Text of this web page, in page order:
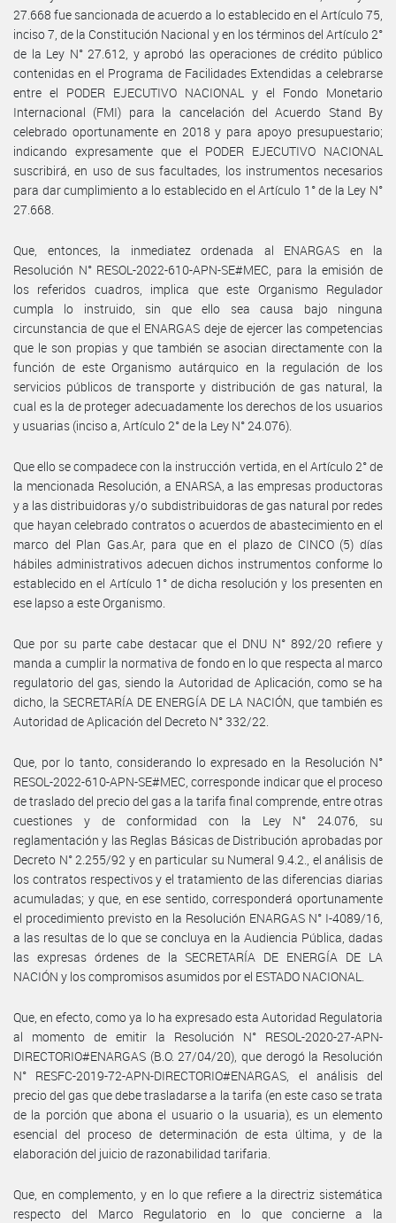
27.668 fue sancionada de acuerdo a lo establecido en el Artículo 75,
inciso 7, de la Constitución Nacional y en los términos del Artículo 2°
de la Ley N° 27.612, y aprobó las operaciones de crédito público
contenidas en el Programa de Facilidades Extendidas a celebrarse
entre el PODER EJECUTIVO NACIONAL y el Fondo Monetario
Internacional (FMI) para la cancelación del Acuerdo Stand By
celebrado oportunamente en 2018 y para apoyo presupuestario;
indicando expresamente que el PODER EJECUTIVO NACIONAL
suscribirá, en uso de sus facultades, los instrumentos necesarios
para dar cumplimiento a lo establecido en el Artículo 1° de la Ley N°
27.668.
Que, entonces, la inmediatez ordenada al ENARGAS en la
Resolución N° RESOL-2022-610-APN-SE#MEC, para la emisión de
los referidos cuadros, implica que este Organismo Regulador
cumpla lo instruido, sin que ello sea causa bajo ninguna
circunstancia de que el ENARGAS deje de ejercer las competencias
que le son propias y que también se asocian directamente con la
función de este Organismo autárquico en la regulación de los
servicios públicos de transporte y distribución de gas natural, la
cual es la de proteger adecuadamente los derechos de los usuarios
y usuarias (inciso a, Artículo 2° de la Ley N° 24.076).
Que ello se compadece con la instrucción vertida, en el Artículo 2° de
la mencionada Resolución, a ENARSA, a las empresas productoras
y a las distribuidoras y/o subdistribuidoras de gas natural por redes
que hayan celebrado contratos o acuerdos de abastecimiento en el
marco del Plan Gas.Ar, para que en el plazo de CINCO (5) días
hábiles administrativos adecuen dichos instrumentos conforme lo
establecido en el Artículo 1° de dicha resolución y los presenten en
ese lapso a este Organismo.
Que por su parte cabe destacar que el DNU N° 892/20 refiere y
manda a cumplir la normativa de fondo en lo que respecta al marco
regulatorio del gas, siendo la Autoridad de Aplicación, como se ha
dicho, la SECRETARÍA DE ENERGÍA DE LA NACIÓN, que también es
Autoridad de Aplicación del Decreto N° 332/22.
Que, por lo tanto, considerando lo expresado en la Resolución N°
RESOL-2022-610-APN-SE#MEC, corresponde indicar que el proceso
de traslado del precio del gas a la tarifa final comprende, entre otras
cuestiones y de conformidad con la Ley N° 24.076, su
reglamentación y las Reglas Básicas de Distribución aprobadas por
Decreto N° 2.255/92 y en particular su Numeral 9.4.2., el análisis de
los contratos respectivos y el tratamiento de las diferencias diarias
acumuladas; y que, en ese sentido, corresponderá oportunamente
el procedimiento previsto en la Resolución ENARGAS N° I-4089/16,
a las resultas de lo que se concluya en la Audiencia Pública, dadas
las expresas órdenes de la SECRETARÍA DE ENERGÍA DE LA
NACIÓN y los compromisos asumidos por el ESTADO NACIONAL.
Que, en efecto, como ya lo ha expresado esta Autoridad Regulatoria
al momento de emitir la Resolución N° RESOL-2020-27-APN-
DIRECTORIO#ENARGAS (B.O. 27/04/20), que derogó la Resolución
N° RESFC-2019-72-APN-DIRECTORIO#ENARGAS, el análisis del
precio del gas que debe trasladarse a la tarifa (en este caso se trata
de la porción que abona el usuario o la usuaria), es un elemento
esencial del proceso de determinación de esta última, y de la
elaboración del juicio de razonabilidad tarifaria.
Que, en complemento, y en lo que refiere a la directriz sistemática
respecto del Marco Regulatorio en lo que concierne a la